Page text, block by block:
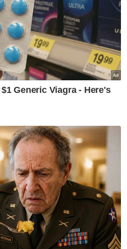
lelaki warga emas
warga emas maut dipukul
motosikal ketika lintas
Harian.Klik di sini!
umur anda?
18 - 24 tahun
35 - 44 tahun
55 - 64 tahun
dan ke atas
VPoints: 0